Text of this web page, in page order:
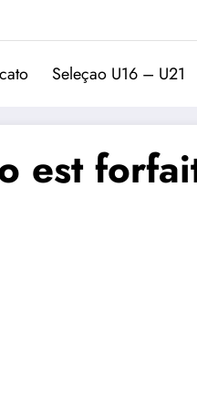
Trivela
L'actualité
Seleçao U16 – U21
est